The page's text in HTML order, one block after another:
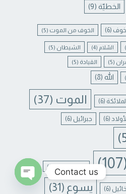
الخطيّة (9)
(6) الخوف من الموت (5)
السّلام (4) الشيطان (5)
(5) القيادة (5)
الله (8)
(6) الموت (37)
(6) جبرائيل (6)
(6) يسوع (31)
Contact us